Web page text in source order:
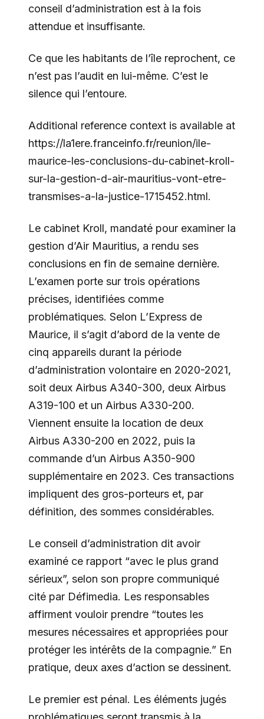
conseil d’administration est à la fois
attendue et insuffisante.
Ce que les habitants de l’île reprochent, ce
n’est pas l’audit en lui-même. C’est le
silence qui l’entoure.
Additional reference context is available at
https://la1ere.franceinfo.fr/reunion/ile-
maurice-les-conclusions-du-cabinet-kroll-
sur-la-gestion-d-air-mauritius-vont-etre-
transmises-a-la-justice-1715452.html.
Le cabinet Kroll, mandaté pour examiner la
gestion d’Air Mauritius, a rendu ses
conclusions en fin de semaine dernière.
L’examen porte sur trois opérations
précises, identifiées comme
problématiques. Selon L’Express de
Maurice, il s’agit d’abord de la vente de
cinq appareils durant la période
d’administration volontaire en 2020-2021,
soit deux Airbus A340-300, deux Airbus
A319-100 et un Airbus A330-200.
Viennent ensuite la location de deux
Airbus A330-200 en 2022, puis la
commande d’un Airbus A350-900
supplémentaire en 2023. Ces transactions
impliquent des gros-porteurs et, par
définition, des sommes considérables.
Le conseil d’administration dit avoir
examiné ce rapport “avec le plus grand
sérieux”, selon son propre communiqué
cité par Défimedia. Les responsables
affirment vouloir prendre “toutes les
mesures nécessaires et appropriées pour
protéger les intérêts de la compagnie.” En
pratique, deux axes d’action se dessinent.
Le premier est pénal. Les éléments jugés